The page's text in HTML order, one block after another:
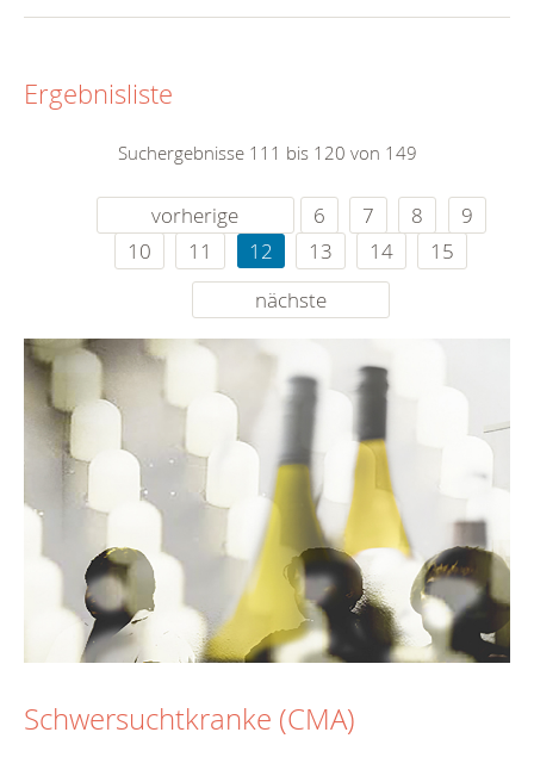
Ergebnisliste
Suchergebnisse 111 bis 120 von 149
vorherige 6 7 8
9
10
11 12 13 14
15
nächste
Schwersuchtkranke (CMA)